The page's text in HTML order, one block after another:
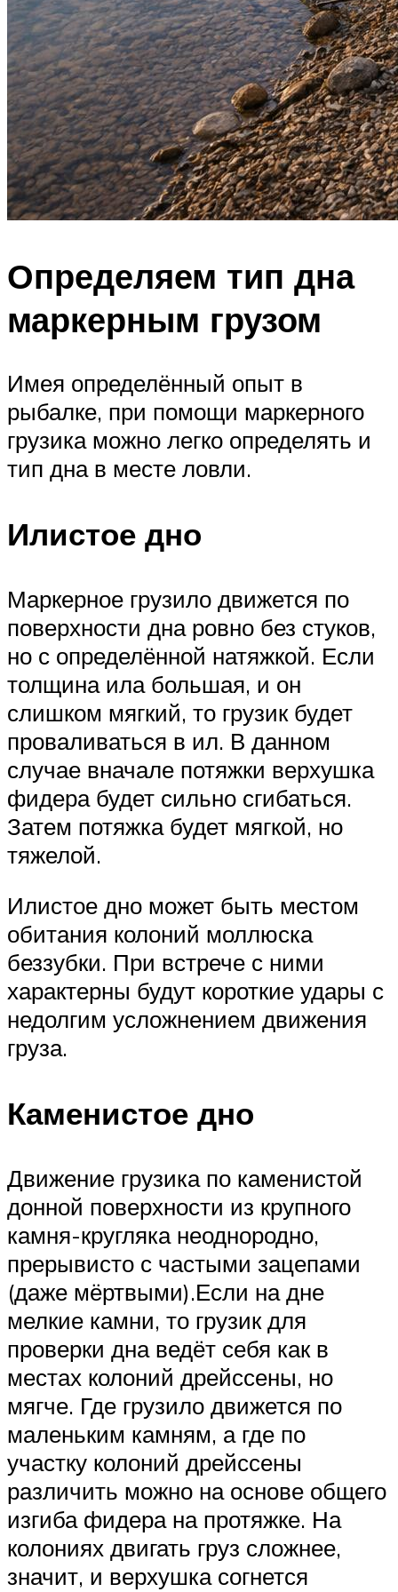
Определяем тип дна
маркерным грузом
Имея определённый опыт в
рыбалке, при помощи маркерного
грузика можно легко определять и
тип дна в месте ловли.
Илистое дно
Маркерное грузило движется по
поверхности дна ровно без стуков,
но с определённой натяжкой. Если
толщина ила большая, и он
слишком мягкий, то грузик будет
проваливаться в ил. В данном
случае вначале потяжки верхушка
фидера будет сильно сгибаться.
Затем потяжка будет мягкой, но
тяжелой.
Илистое дно может быть местом
обитания колоний моллюска
беззубки. При встрече с ними
характерны будут короткие удары с
недолгим усложнением движения
груза.
Каменистое дно
Движение грузика по каменистой
донной поверхности из крупного
камня-кругляка неоднородно,
прерывисто с частыми зацепами
(даже мёртвыми).Если на дне
мелкие камни, то грузик для
проверки дна ведёт себя как в
местах колоний дрейссены, но
мягче. Где грузило движется по
маленьким камням, а где по
участку колоний дрейссены
различить можно на основе общего
изгиба фидера на протяжке. На
колониях двигать груз сложнее,
значит, и верхушка согнется